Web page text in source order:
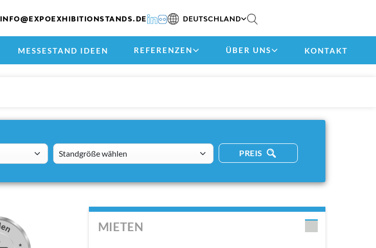
INFO@EXPOEXHIBITIONSTANDS.DE DEUTSCHLAND
MESSESTAND IDEEN REFERENZEN ÜBER UNS KONTAKT
standsizes PREIS
MIETEN